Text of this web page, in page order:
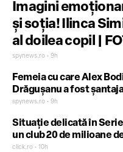
Imagini
și soția! Ilinca
al doilea copil |
spynews.ro • 9h
Femeia cu care Alex
Drăgușanu a fost
șatenei: „Un escroc"
spynews.ro • 9h
Situație delicată în
un club 20 de milioane
click.ro • 10h